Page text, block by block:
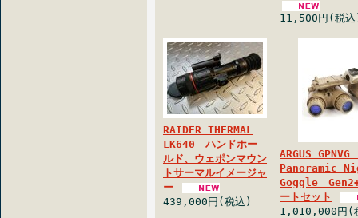
11,500円(税
RAIDER THERMAL
LK640 ハンドホー
ルド、ウェポンマウン
トサーマルイメージャ
ー
439,000円(税込)
ARGUS
Panoramic
Goggle
ートセット
1,010,000円(